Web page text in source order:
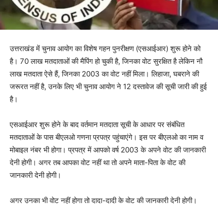
उत्तराखंड में चुनाव आयोग का विशेष गहन पुनरीक्षण (एसआईआर) शुरू होने को
है। 70 लाख मतदाताओं की मैपिंग हो चुकी है, जिनका वोट सुरक्षित है लेकिन नौ
लाख मतदाता ऐसे हैं, जिनका 2003 का वोट नहीं मिला। लिहाजा, घबराने की
जरूरत नहीं है, उनके लिए भी चुनाव आयोग ने 12 दस्तावेज की सूची जारी की हुई
है।
एसआईआर शुरू होने के बाद वर्तमान मतदाता सूची के आधार पर संबंधित
मतदाताओं के पास बीएलओ गणना प्रपत्र पहुंचाएंगे। इस पर बीएलओ का नाम व
मोबाइल नंबर भी होगा। प्रपत्र में आपको वर्ष 2003 के अपने वोट की जानकारी
देनी होगी। अगर तब आपका वोट नहीं था तो अपने माता-पिता के वोट की
जानकारी देनी होगी।
अगर उनका भी वोट नहीं होगा तो दादा-दादी के वोट की जानकारी देनी होगी।